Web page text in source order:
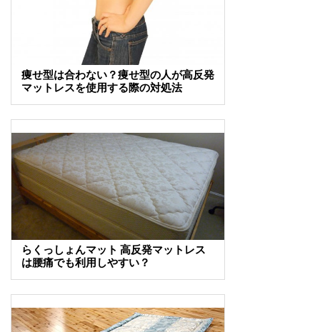
痩せ型は合わない？痩せ型の人が高反発
マットレスを使用する際の対処法
らくっしょんマット 高反発マットレス
は腰痛でも利用しやすい？